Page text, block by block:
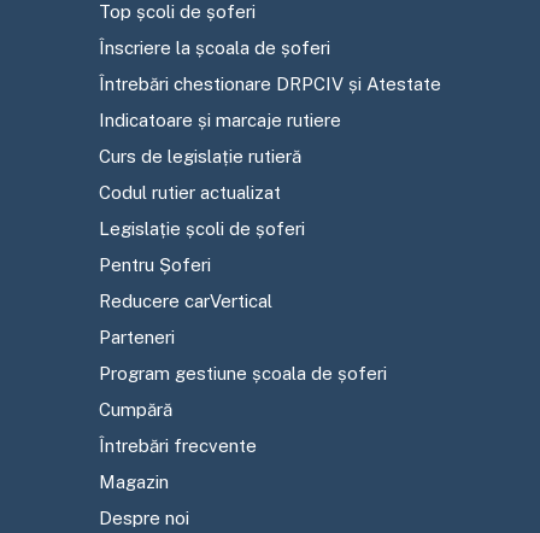
Top școli de șoferi
Înscriere la școala de șoferi
Întrebări chestionare DRPCIV și Atestate
Indicatoare și marcaje rutiere
Curs de legislație rutieră
Codul rutier actualizat
Legislație școli de șoferi
Pentru Șoferi
Reducere carVertical
Parteneri
Program gestiune școala de șoferi
Cumpără
Întrebări frecvente
Magazin
Despre noi